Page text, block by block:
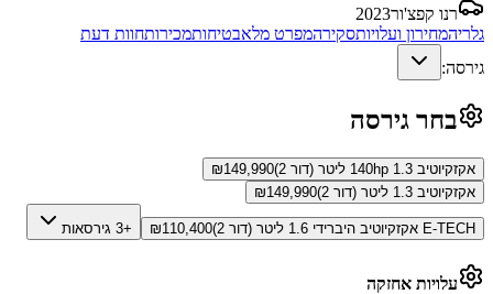
רנו קפצ'ור2023
גלריהמחירון ועלויותסקירהמפרט מלאבטיחותמכירותחוות דעת
גירסה:
בחר גירסה
אקזקיוטיב 140hp 1.3 ליטר (דור 2) ₪149,990
אקזקיוטיב 1.3 ליטר (דור 2)
₪149,990
E-TECH אקזקיוטיב היברידי 1.6 ליטר (דור 2) ₪110,400 +3 גירסאות
עלויות אחזקה